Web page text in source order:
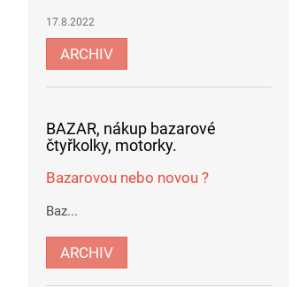
17.8.2022
ARCHIV
BAZAR, nákup bazarové
čtyřkolky, motorky.
Bazarovou nebo novou ?
Baz...
ARCHIV